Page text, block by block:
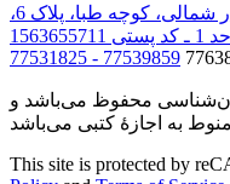
تهران - خیابان طالقانی، خیابان بهار شمالی، کوچه طبا، پلاک 6،
1563655711
77531825 - 77539859
محفوظ می‌باشد و
به اجازهٔ کتبی می‌باشد
This site is protected by